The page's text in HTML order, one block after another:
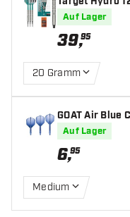
Auf Lager
39,95
20 Gramm
GOAT Air Blue
Auf Lager
6,95
Medium